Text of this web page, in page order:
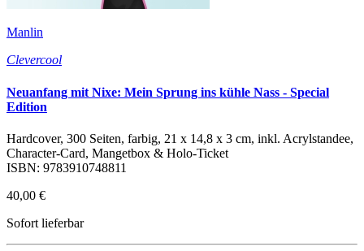
Manlin
Clevercool
Neuanfang mit Nixe: Mein Sprung ins kühle Nass - Special
Edition
Hardcover, 300 Seiten, farbig, 21 x 14,8 x 3 cm, inkl. Acrylstandee,
Character-Card, Mangetbox & Holo-Ticket
ISBN: 9783910748811
40,00 €
Sofort lieferbar